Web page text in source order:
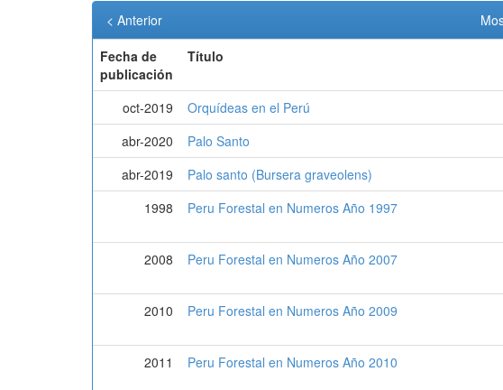
< Anterior
Fecha de
publicación
Título
oct-2019 Orquídeas en el Perú
abr-2020
Palo Santo
abr-2019
Palo santo (Bursera graveolens)
1998
Peru Forestal en Numeros Año 1997
2008
Peru Forestal en Numeros Año 2007
2010
Peru Forestal en Numeros Año 2009
2011
Peru Forestal en Numeros Año 2010